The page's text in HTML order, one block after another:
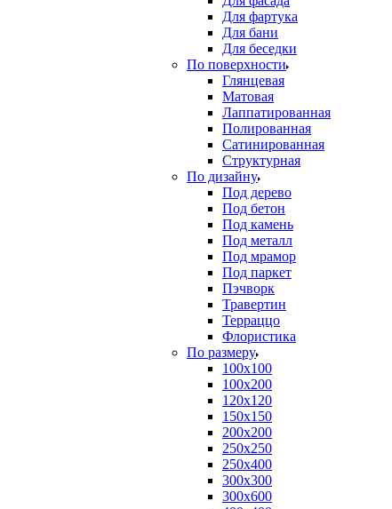
Для фартука
Для бани
Для беседки
По поверхности
Глянцевая
Матовая
Лаппатированная
Полированная
Сатинированная
Структурная
По дизайну
Под дерево
Под бетон
Под камень
Под металл
Под мрамор
Под паркет
Пэчворк
Травертин
Терраццо
Флористика
По размеру
100х100
100х200
120х120
150х150
200х200
250х250
250х400
300х300
300х600